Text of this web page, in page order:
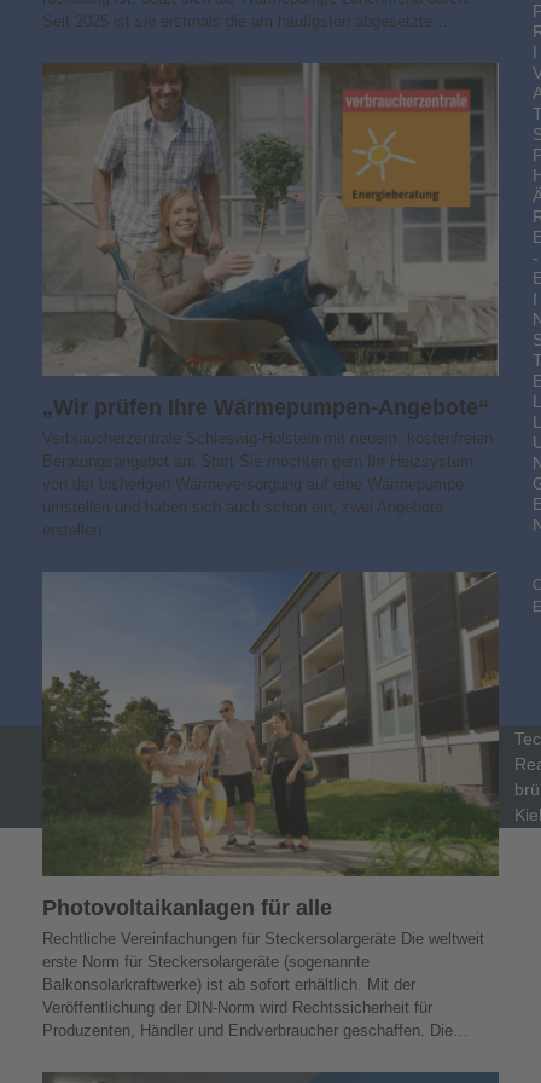
Seit 2025 ist sie erstmals die am häufigsten abgesetzte…
„Wir prüfen Ihre Wärmepumpen-Angebote“
Verbraucherzentrale Schleswig-Holstein mit neuem, kostenfreien
Beratungsangebot am Start Sie möchten gern Ihr Heizsystem
von der bisherigen Wärmeversorgung auf eine Wärmepumpe
umstellen und haben sich auch schon ein, zwei Angebote
erstellen…
Photovoltaik­­anlagen für alle
Rechtliche Vereinfachungen für Steckersolargeräte Die weltweit
erste Norm für Steckersolargeräte (sogenannte
Balkonsolarkraftwerke) ist ab sofort erhältlich. Mit der
Veröffentlichung der DIN-Norm wird Rechtssicherheit für
Produzenten, Händler und Endverbraucher geschaffen. Die…
I
-
I
L
L
Kiel